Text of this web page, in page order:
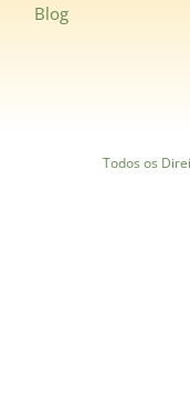
Blog
Todos os